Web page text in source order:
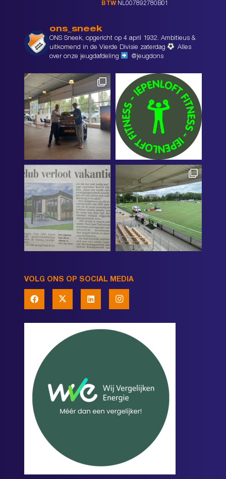
BTW NL007892780B01
ons_sneek
ONS Sneek, opgericht op 4 april 1932. Ambitieus &
uitkomend in de Vierde Divisie zaterdag
Alles
over onze jeugdafdeling
@jeugdons
VOLG ONS OP SOCIAL MEDIA